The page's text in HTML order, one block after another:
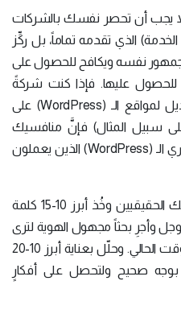
يجب أن تحصر نفسك بالشركات
الذي تقدمه تماماً، بل ركِّز
نفسه ويكافح للحصول على
للحصول عليها. فإذا كنت شركةً
تعرض خدمة تقديم الدعم والتعديل لمواقع الـ (WordPress) على
سبيل المثال) فإنَّ منافسيك
يتضمَّنون إلى حدٍّ بعيد جميع مطوري الـ (WordPress) الذين يعملون
خصّص وقتاً للتعرُّف على منافسيك الحقيقيين وخُذ أبرز 10-15 كلمة
وأجرِ بحثاً مجهول الهوية لترى
من هم أصحاب الأداء الأبرز في الوقت الحالي. وحلّل بعناية أبرز 10-20
صحيح ولتحصل على أفكارٍ